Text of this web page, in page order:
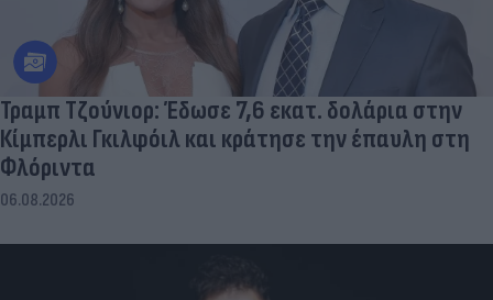
Τραμπ Τζούνιορ: Έδωσε 7,6 εκατ. δολάρια στην
Κίμπερλι Γκιλφόιλ και κράτησε την έπαυλη στη
Φλόριντα
06.08.2026